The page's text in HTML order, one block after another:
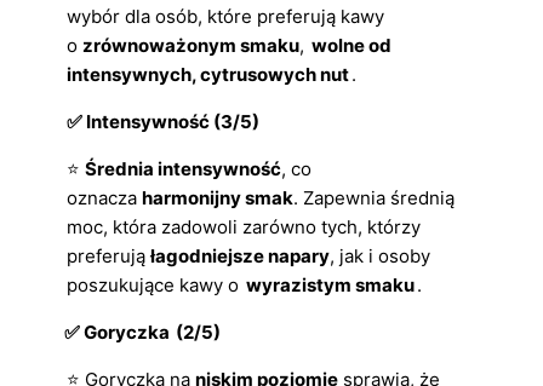
wybór dla osób, które preferują kawy
o zrównoważonym smaku, wolne od
intensywnych, cytrusowych nut.
✅ Intensywność (3/5)
⭐ Średnia intensywność, co
oznacza harmonijny smak. Zapewnia średnią
moc, która zadowoli zarówno tych, którzy
preferują łagodniejsze napary, jak i osoby
poszukujące kawy o wyrazistym smaku.
✅ Goryczka (2/5)
⭐ Goryczka na niskim poziomie sprawia, że